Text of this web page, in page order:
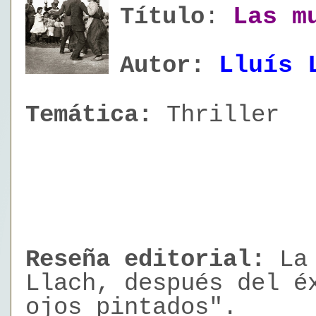
Título : Las
Autor: Lluís
Temática: Thriller
Reseña editorial :
Llach, después del
ojos pintados".